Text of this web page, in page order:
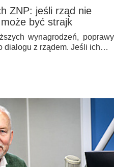
ZNP: jeśli rząd nie
być strajk
wynagrodzeń, poprawy
dialogu z rządem. Jeśli ich…